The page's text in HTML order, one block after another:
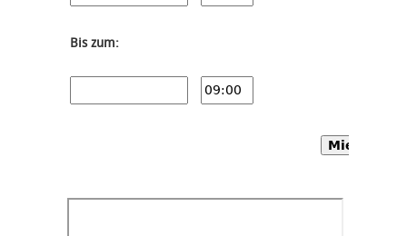
Bis zum: